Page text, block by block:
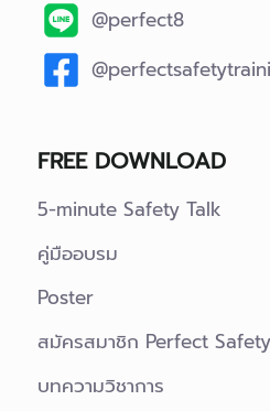
@perfect8
FREE DOWNLOAD
5-minute Safety Talk
คู่มืออบรม
Poster
สมัครสมาชิก Perfect
บทความวิชาการ